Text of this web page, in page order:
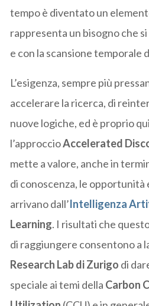
tempo è diventato un
rappresenta un bisogno che
e con la scansione temporale
L’esigenza, sempre più
accelerare la ricerca, di
nuove logiche, ed è proprio
l’approccioAccelerated
mette a valore, anche in
di conoscenza, le opportunità
arrivano dall’Intelligenza
Learning. I risultati che
di raggiungere consentono a
Research Lab di Zurigo di
speciale ai temi della Carbon